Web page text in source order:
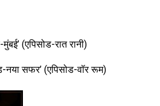
(एपिसोड-रात रानी)
नया सफर’ (एपिसोड-वॉर रूम)